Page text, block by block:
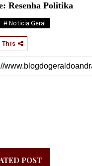
Resenha Politika
# Noticia Geral
This
POST